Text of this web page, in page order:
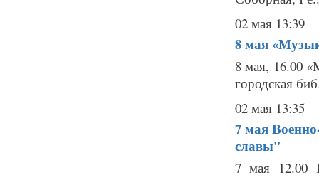
02 мая 13:39
8 мая
8 мая, 16.00
городская
02 мая 13:35
7 мая
славы"
7 мая 12.00